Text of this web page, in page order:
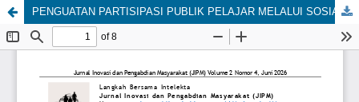
PENGUATAN PARTISIPASI PUBLIK PELAJAR MELALUI SOSIALISASI KOMUNIKASI YANG EFEKTIF DALAM KEGIATAN KEMASYARAKATAN